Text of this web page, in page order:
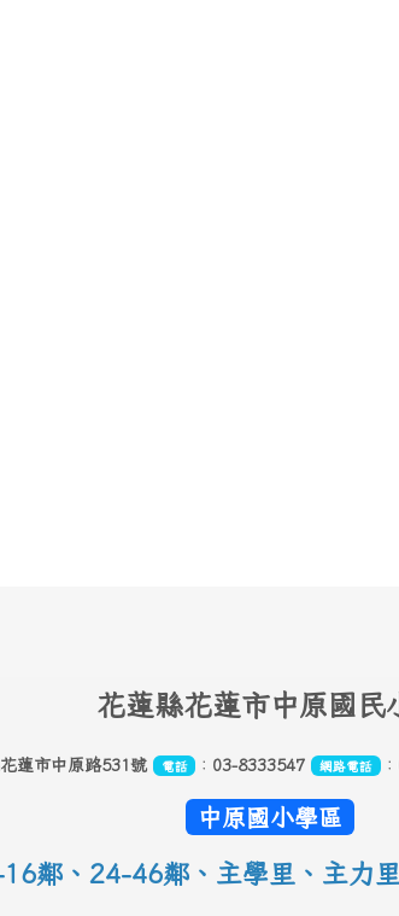
花蓮縣花蓮市中原國民
蓮市中原路531號 電話 ： 03-8333547 網路電話 ：
中原國小學區
16鄰、 24-46鄰、主學里、主力